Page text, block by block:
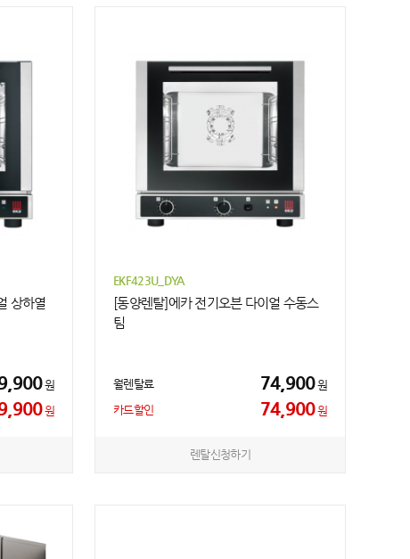
상하열
원
원
EKF423U_DYA
[동양렌탈]에카 전기오븐 다이얼 수동스
팀
월렌탈료 74,900원
카드할인
74,900원
렌탈신청하기